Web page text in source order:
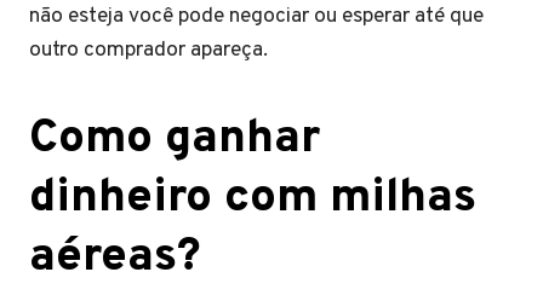
não esteja você pode negociar ou esperar até que
outro comprador apareça.
Como ganhar
dinheiro com milhas
aéreas?